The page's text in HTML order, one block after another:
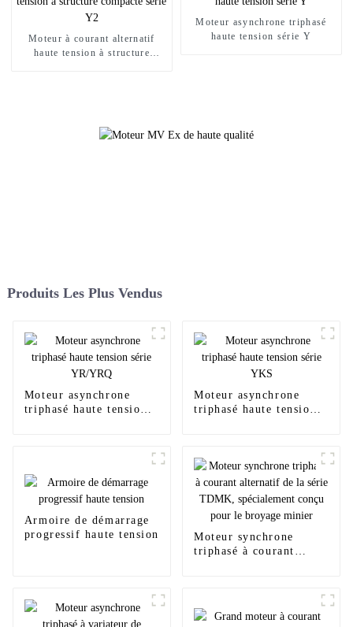
Moteur à courant alternatif
haute tension à structure
Moteur asynchrone triphasé
haute tension série Y
Produits Les Plus Vendus
Moteur asynchrone
triphasé haute tension
Moteur asynchrone
triphasé haute tension
Armoire de démarrage
progressif haute tension
Moteur synchrone
triphasé à courant
minier